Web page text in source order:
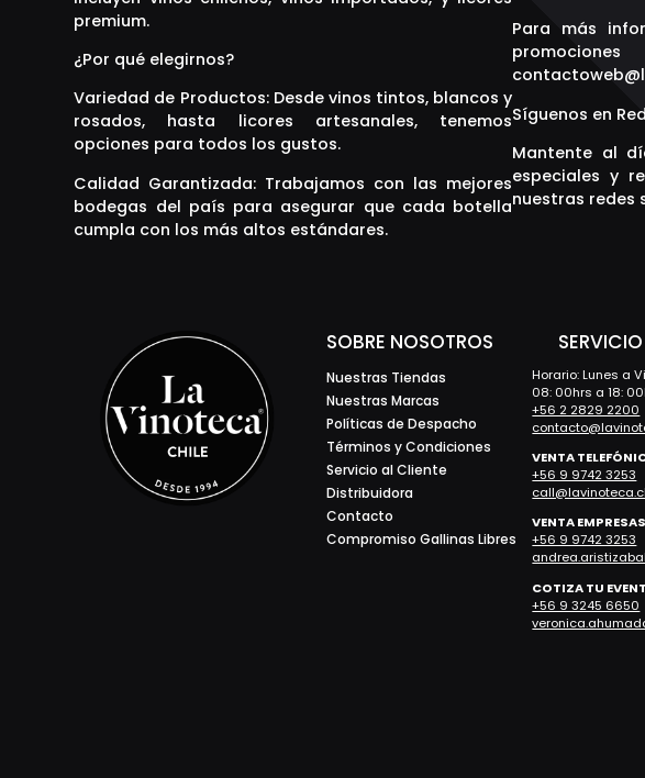
premium.
¿Por qué elegirnos?
Variedad de Productos: Desde vinos tintos, blancos y
rosados, hasta licores artesanales, tenemos
opciones para todos los gustos.
Calidad Garantizada: Trabajamos con las mejores
bodegas del país para asegurar que cada botella
cumpla con los más altos estándares.
Para más
Síguenos en
Mantente al
especiales y
nuestras redes
SOBRE NOSOTROS
Nuestras Tiendas
Nuestras Marcas
Políticas de Despacho
Términos y Condiciones
Servicio al Cliente
Distribuidora
Contacto
Compromiso Gallinas Libres
Horario: Lunes a
08: 00hrs a 18:
+56 2 2829 2200
VENTA
+56 9 9742 3253
call@lavinoteca.cl
VENTA EMPRESAS
+56 9 9742 3253
COTIZA TU
+56 9 3245 6650